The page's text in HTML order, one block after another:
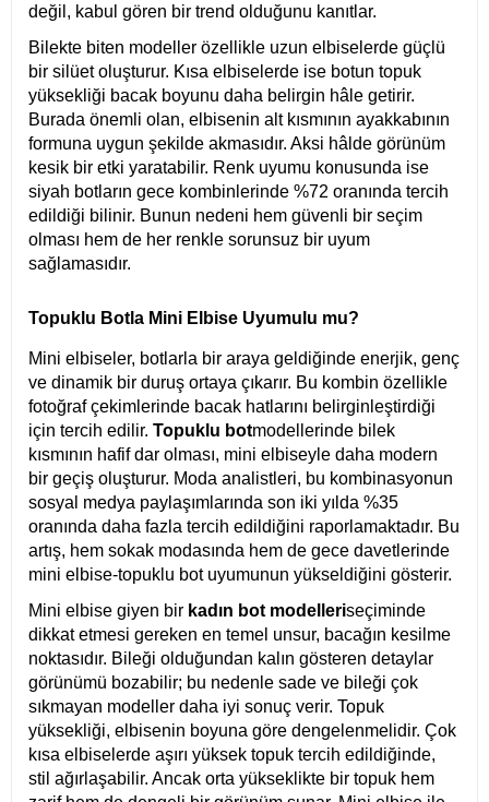
değil, kabul gören bir trend olduğunu kanıtlar.
Bilekte biten modeller özellikle uzun elbiselerde güçlü
bir silüet oluşturur. Kısa elbiselerde ise botun topuk
yüksekliği bacak boyunu daha belirgin hâle getirir.
Burada önemli olan, elbisenin alt kısmının ayakkabının
formuna uygun şekilde akmasıdır. Aksi hâlde görünüm
kesik bir etki yaratabilir. Renk uyumu konusunda ise
siyah botların gece kombinlerinde %72 oranında tercih
edildiği bilinir. Bunun nedeni hem güvenli bir seçim
olması hem de her renkle sorunsuz bir uyum
sağlamasıdır.
Topuklu Botla Mini Elbise Uyumulu mu?
Mini elbiseler, botlarla bir araya geldiğinde enerjik, genç
ve dinamik bir duruş ortaya çıkarır. Bu kombin özellikle
fotoğraf çekimlerinde bacak hatlarını belirginleştirdiği
için tercih edilir. Topuklu botmodellerinde bilek
kısmının hafif dar olması, mini elbiseyle daha modern
bir geçiş oluşturur. Moda analistleri, bu kombinasyonun
sosyal medya paylaşımlarında son iki yılda %35
oranında daha fazla tercih edildiğini raporlamaktadır. Bu
artış, hem sokak modasında hem de gece davetlerinde
mini elbise-topuklu bot uyumunun yükseldiğini gösterir.
Mini elbise giyen bir kadın bot modelleriseçiminde
dikkat etmesi gereken en temel unsur, bacağın kesilme
noktasıdır. Bileği olduğundan kalın gösteren detaylar
görünümü bozabilir; bu nedenle sade ve bileği çok
sıkmayan modeller daha iyi sonuç verir. Topuk
yüksekliği, elbisenin boyuna göre dengelenmelidir. Çok
kısa elbiselerde aşırı yüksek topuk tercih edildiğinde,
stil ağırlaşabilir. Ancak orta yükseklikte bir topuk hem